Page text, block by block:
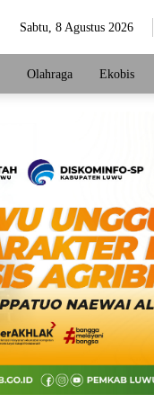
Sabtu, 8 Agustus 2026
Olahraga Ekobis